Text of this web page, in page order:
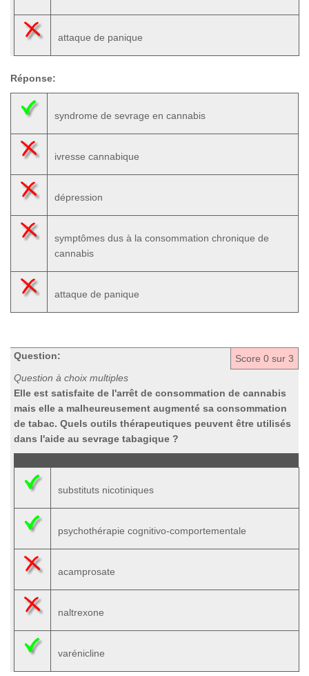
attaque de panique
Réponse:
syndrome de sevrage en cannabis
ivresse cannabique
dépression
symptômes dus à la consommation chronique de
cannabis
attaque de panique
Score 0 sur 3
Question:
Question à choix multiples
Elle est satisfaite de l'arrêt de consommation de cannabis
mais elle a malheureusement augmenté sa consommation
de tabac. Quels outils thérapeutiques peuvent être utilisés
dans l'aide au sevrage tabagique ?
substituts nicotiniques
psychothérapie cognitivo-comportementale
acamprosate
naltrexone
varénicline